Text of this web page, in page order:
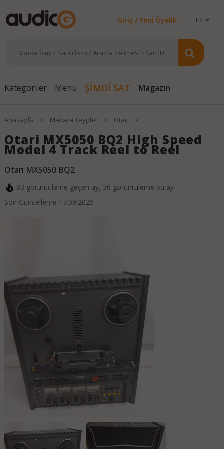
Giriş / Yeni Üyelik
Kategoriler Menü ŞİMDİ SAT Magazin
Anasayfa > Makara Teypler > Otari >
Otari MX5050 BQ2 High Speed
Model 4 Track Reel to Reel
Otari MX5050 BQ2
83 görüntüleme geçen ay, 36 görüntüleme bu ay
Son Güncelleme 17.09.2025